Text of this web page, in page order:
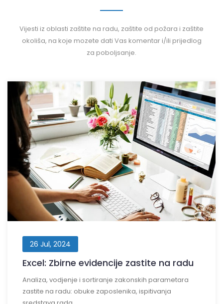
Vijesti iz oblasti zaštite na radu, zaštite od požara i zaštite
okoliša, na koje mozete dati Vas komentar i/ili prijedlog
za poboljsanje.
26 Jul, 2024
Excel: Zbirne evidencije zastite na radu
Analiza, vodjenje i sortiranje zakonskih parametara
zastite na radu: obuke zaposlenika, ispitivanja